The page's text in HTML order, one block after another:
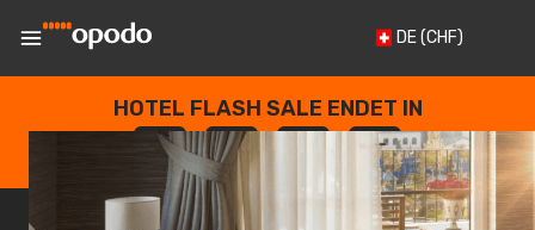
DE(CHF)
HOTEL FLASH SALE ENDET IN
--
TAGE
: --
STUNDEN
: --
SEKUNDEN